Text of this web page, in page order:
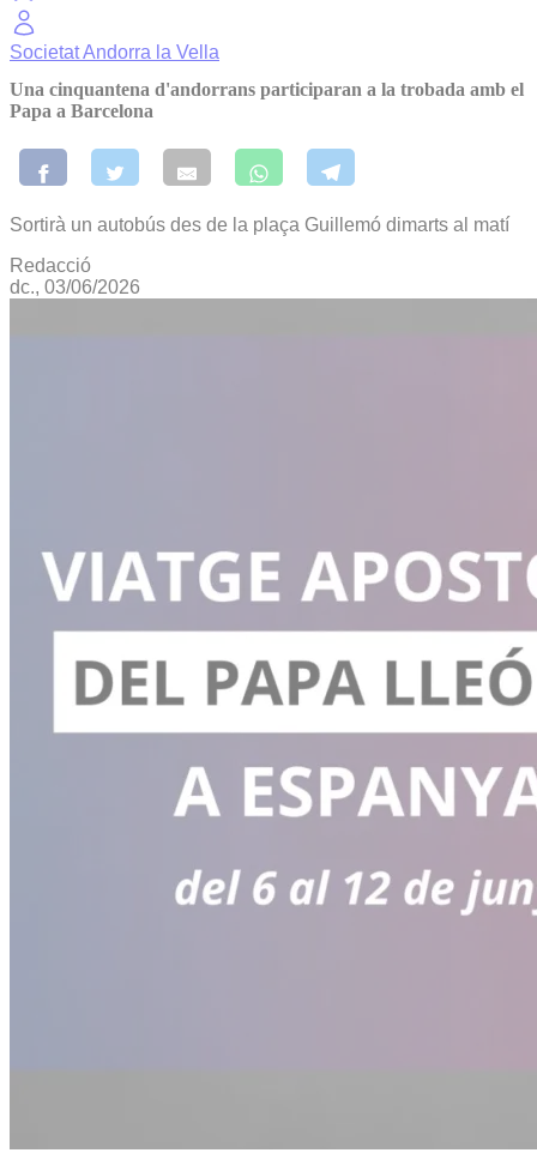
SocietatAndorra la Vella
Una cinquantena d'andorrans participaran a la trobada amb el
Papa a Barcelona
Sortirà un autobús des de la plaça Guillemó dimarts al matí
Redacció
dc., 03/06/2026